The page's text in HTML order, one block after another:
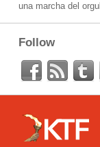
una marcha del
Follow